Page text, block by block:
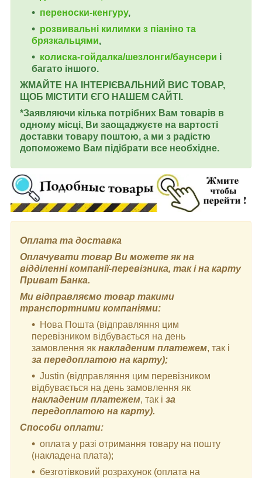
переноски-кенгуру,
розвивальні килимки з піаніно та
брязкальцями,
колиска-гойдалка/шезлонги/баунсери і
багато іншого.
ЖМАЙТЕ НА ІНТЕРІЄВАЛЬНИЙ ВИС ТОВАР,
ЩОБ МІСТИТИ ЄГО НАШЕМ САЙТІ.
*Заявляючи кілька потрібних Вам товарів в
одному місці, Ви заощаджуєте на вартості
доставки товару поштою, а ми з радістю
допоможемо Вам підібрати все необхідне.
Оплата та доставка
Оплачувати товар Ви можете як на
відділенні компанії-перевізника, так і на карту
Приват Банка.
Ми відправляємо товар такими
транспортними компаніями:
Нова Пошта (відправляння цим
перевізником відбувається на день
замовлення як накладеним платежем, так і
за передоплатою на карту);
Justin (відправляння цим перевізником
відбувається на день замовлення як
накладеним платежем, так і за
передоплатою на карту).
Способи оплати:
оплата у разі отримання товару на пошту
(накладена плата);
безготівковий розрахунок (оплата на